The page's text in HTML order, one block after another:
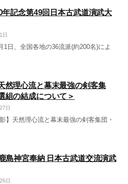
年記念第49回日本古武道演武大
日
1日、全国各地の36流派(約200名)によ
然理心流と幕末最強の剣客集
組の結成について＞
日
影】天然理心流と幕末最強の剣客集団・
島神宮奉納 日本古武道交流演武
日